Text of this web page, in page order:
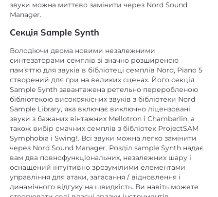
звуки можна миттєво замінити через Nord Sound
Manager.
Секція Sample Synth
Володіючи двома новими незалежними
синтезаторами семплів зі значно розширеною
пам’яттю для звуків в бібліотеці семплів Nord, Piano 5
створений для гри на великих сценах. Його секція
Sample Synth завантажена ретельно переробленою
бібліотекою високоякісних звуків з бібліотеки Nord
Sample Library, яка включає виключно ліцензовані
звуки з бажаних вінтажних Mellotron і Chamberlin, а
також вибір смачних семплів з бібліотек ProjectSAM
Symphobia і Swing!. Всі звуки можна легко замінити
через Nord Sound Manager. Розділ sample Synth надає
вам два повнофункціональних, незалежних шару і
оснащений інтуїтивно зрозумілими елементами
управління для атаки, загасання / відновлення і
динамічного відгуку на швидкість. Ви навіть можете